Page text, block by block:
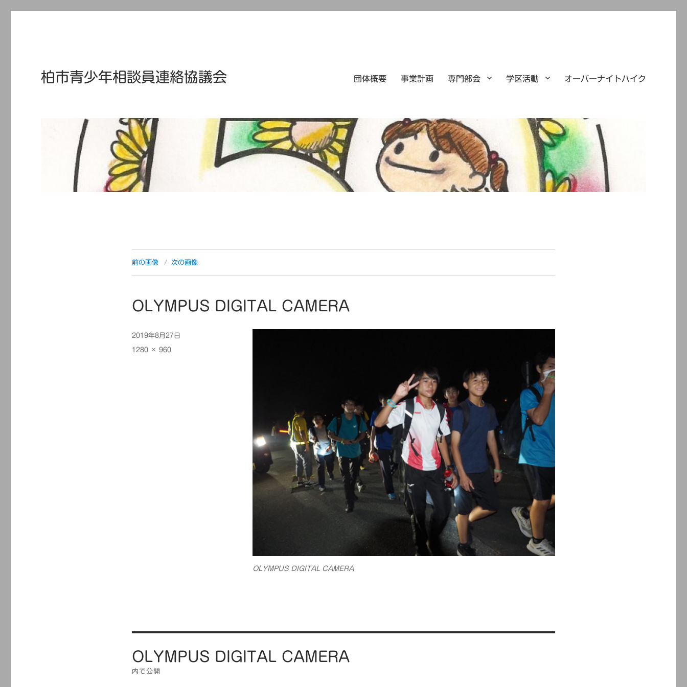
柏市青少年相談員連絡協議会 団体概要 事業計画 専門部会 学区活動 オーバーナイトハイク
前の画像 次の画像
OLYMPUS DIGITAL CAMERA
OLYMPUS DIGITAL CAMERA
投
稿
2019年8月27日
フ
1280 × 960
稿
ナ
OLYMPUS DIGITAL CAMERA
内で公開